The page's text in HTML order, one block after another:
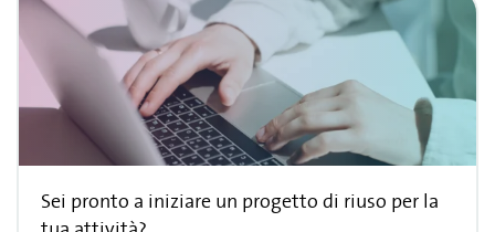
Sei pronto a iniziare un progetto di riuso per la